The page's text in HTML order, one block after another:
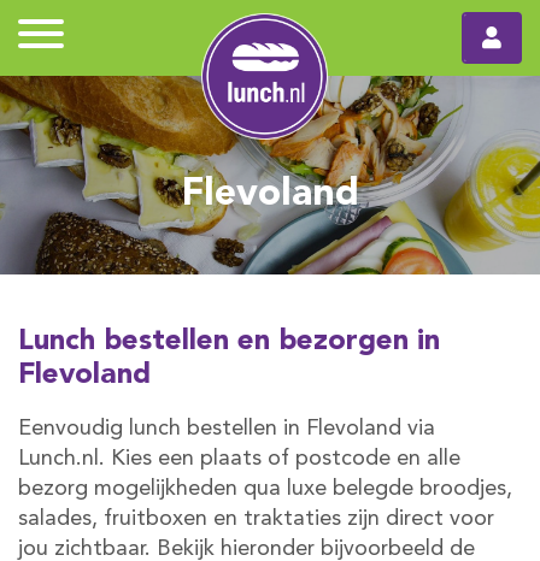
Flevoland
Lunch bestellen en bezorgen in
Flevoland
Eenvoudig lunch bestellen in Flevoland via
Lunch.nl. Kies een plaats of postcode en alle
bezorg mogelijkheden qua luxe belegde broodjes,
salades, fruitboxen en traktaties zijn direct voor
jou zichtbaar. Bekijk hieronder bijvoorbeeld de